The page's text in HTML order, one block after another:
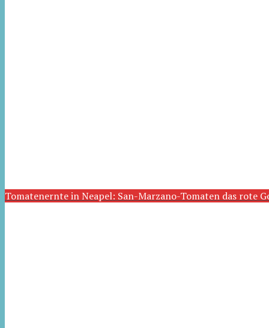
Tomatenernte in Neapel: San-Marzano-Tomaten das rote